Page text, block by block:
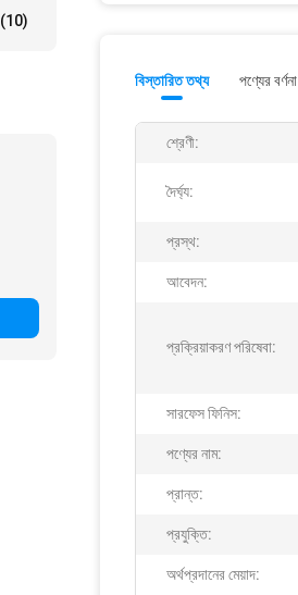
(10)
বিস্তারিত তথ্য পণ্যের বর্ণনা
শ্রেণী:
দৈর্ঘ্য:
প্রস্থ:
আবেদন:
প্রক্রিয়াকরণ পরিষেবা:
সারফেস ফিনিস:
পণ্যের নাম:
প্রান্ত:
প্রযুক্তি:
অর্থপ্রদানের মেয়াদ: